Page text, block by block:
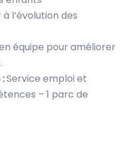
l’évolution des
équipe pour améliorer
Service emploi et
– 1 parc de